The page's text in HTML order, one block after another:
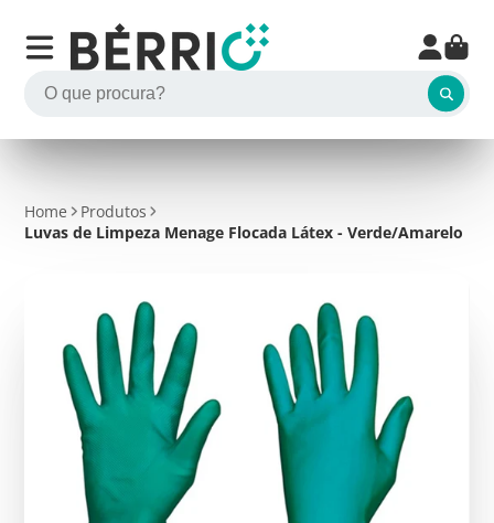
Home
Produtos
Luvas de Limpeza Menage Flocada Látex - Verde/Amarelo